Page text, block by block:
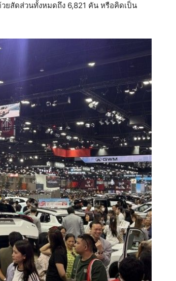
ยสัดส่วนทั้งหมดถึง 6,821 คัน หรือคิดเป็น